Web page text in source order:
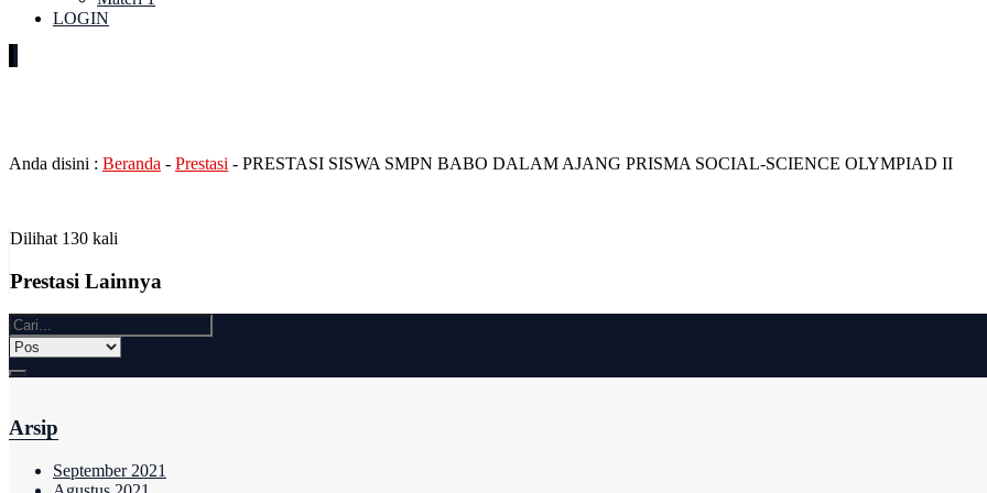
LOGIN
Anda disini : Beranda - Prestasi - PRESTASI SISWA SMPN BABO DALAM AJANG PRISMA SOCIAL-SCIENCE OLYMPIAD II
Dilihat 130 kali
Prestasi Lainnya
Arsip
September 2021